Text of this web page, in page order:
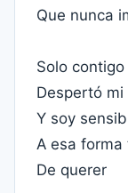
Que nunca
Solo
Despertó mi
Y soy
A esa forma
De querer